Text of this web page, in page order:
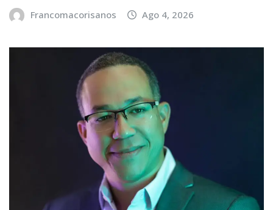
Francomacorisanos Ago 4, 2026